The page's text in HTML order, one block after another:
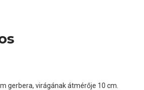
gerbera, virágának átmérője 10 cm.